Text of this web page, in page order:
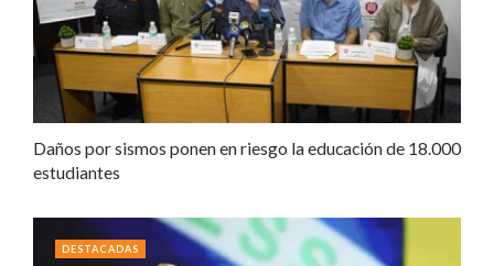
Daños por sismos ponen en riesgo la educación de 18.000
estudiantes
DESTACADAS